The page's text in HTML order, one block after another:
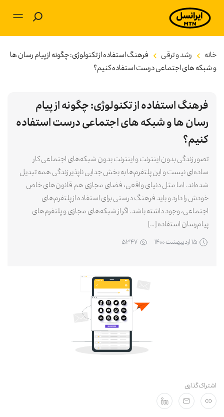
بلاگ
برنامه‌های کاربردی
تکنولوژی
سرگرمی
توسعه فردی
کسب و کار
خانه رشد و ترقی
فرهنگ استفاده از تکنولوژی: چگونه از پیام‌ رسان‌ ها
و شبکه ‌های اجتماعی درست استفاده کنیم؟
فرهنگ استفاده از تکنولوژی: چگونه از پیام‌
رسان‌ ها و شبکه ‌های اجتماعی درست استفاده
کنیم؟
تصور زندگی بدون اینترنت و اینترنت بدون شبکه‌های اجتماعی کار
ساده‌ای نیست و این پلتفرم‌ها به بخش جدایی ناپذیر زندگی همه تبدیل
شده‌اند. اما مثل دنیای واقعی، فضای مجازی هم قانون‌های خاص
خودش را دارد و باید فرهنگ درستی برای استفاده از پلتفرم‌های
اجتماعی، وجود داشته باشد. اگر از شبکه‌های مجازی و پلتفرم‌های
پیام‌رسان استفاده […]
۱۵ ارديبهشت ۱۴۰۰ ۵۳۴۷
اشتراک‌گذاری